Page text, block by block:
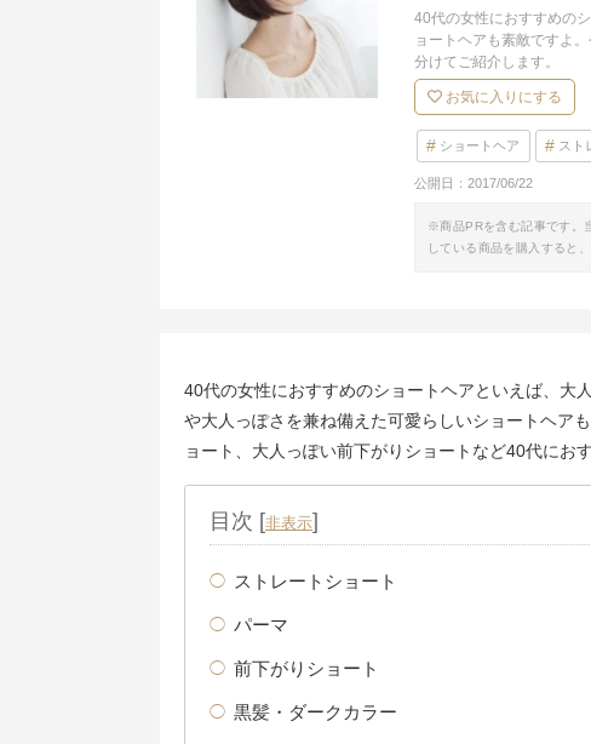
40代の女性におすすめの
ョートヘアも素敵ですよ
分けてご紹介します。
お気に入りにする
ショートヘア スト
公開日： 2017/06/22
※商品PRを含む記事です。
している商品を購入すると
40代の女性におすすめのショートヘアといえば、大
や大人っぽさを兼ね備えた可愛らしいショートヘア
ョート、大人っぽい前下がりショートなど40代にお
目次 [非表示]
ストレートショート
パーマ
前下がりショート
黒髪・ダークカラー